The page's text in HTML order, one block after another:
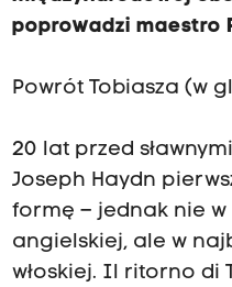
poprowadzi maestro
Powrót Tobiasza (w
20 lat przed
Joseph Haydn
formę – jednak nie
angielskiej, ale w
włoskiej. Il ritorno di